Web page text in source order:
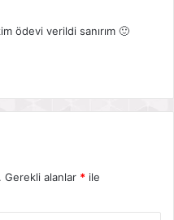
ödevi verildi sanırım 🙂
Gerekli alanlar * ile